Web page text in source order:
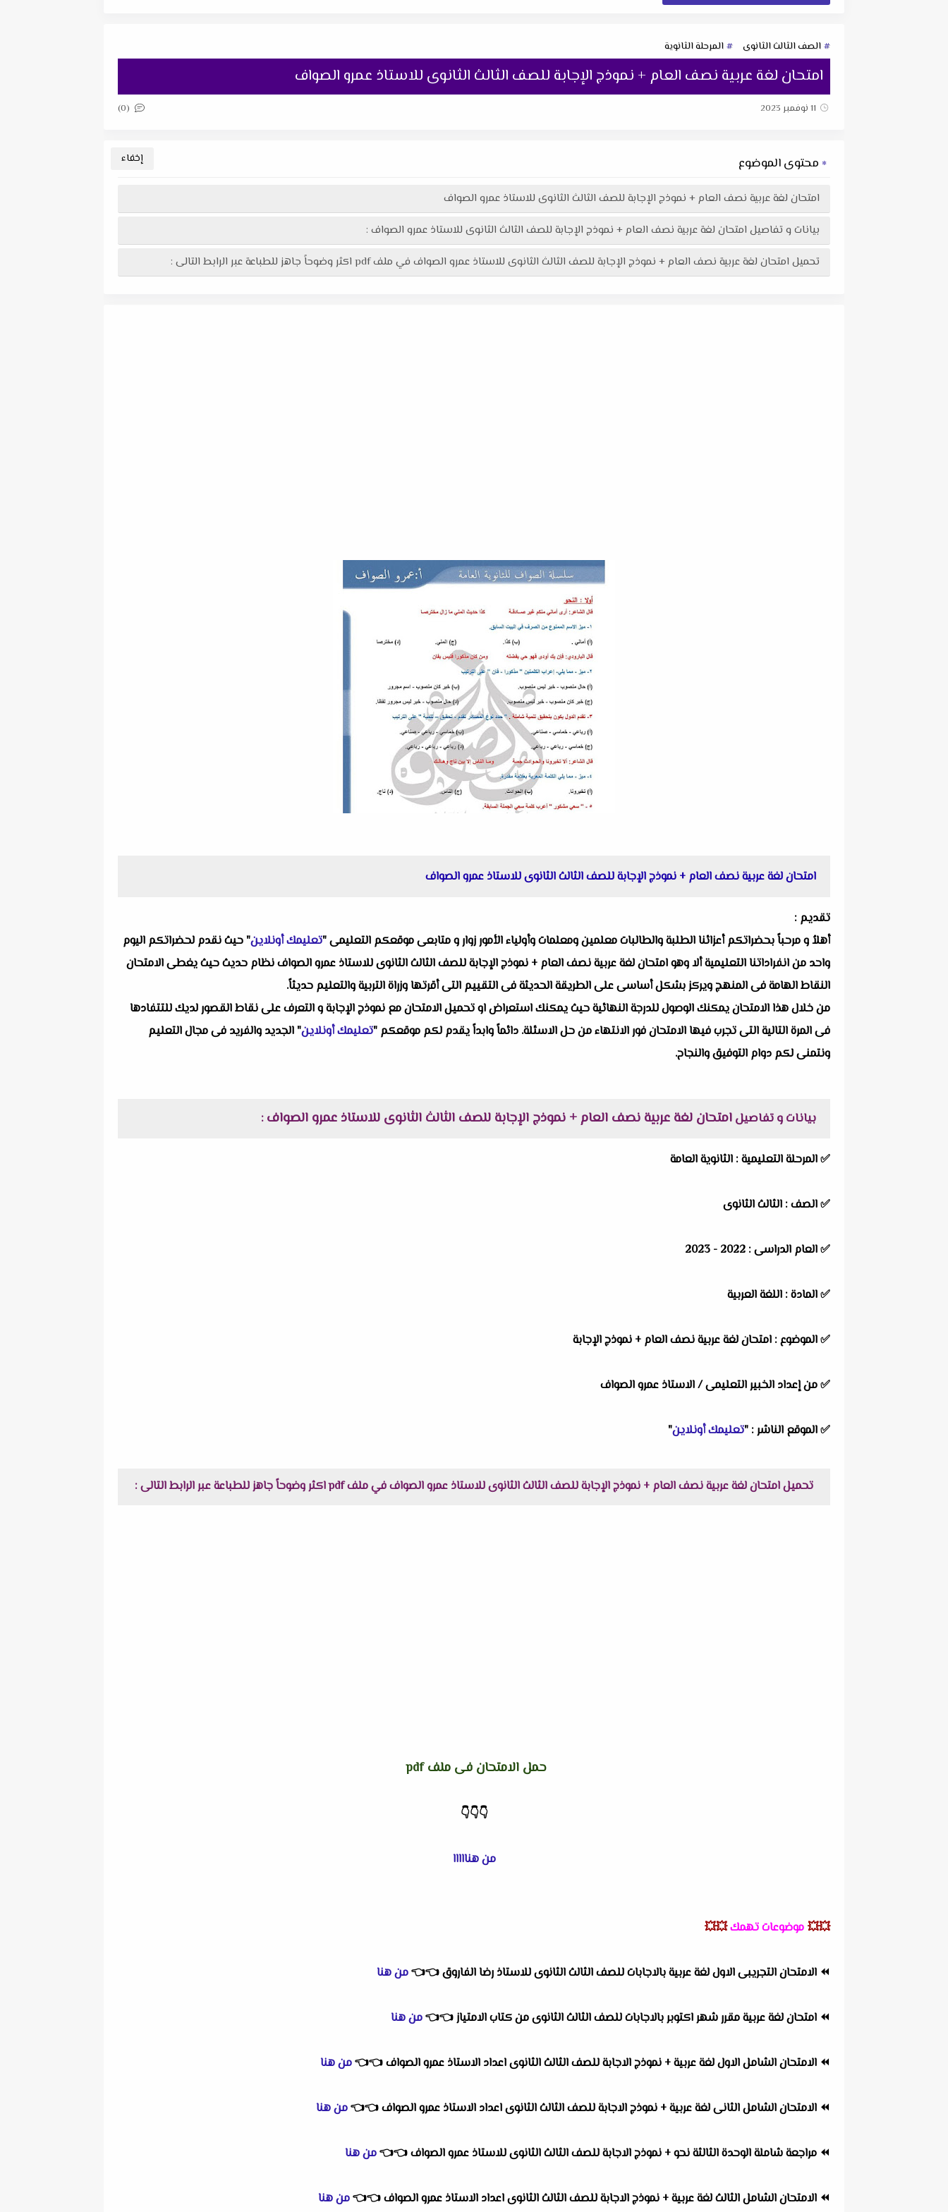
الصف الثالث الثانوى المرحلة الثانوية
امتحان لغة عربية نصف العام + نموذج الإجابة للصف الثالث الثانوى للاستاذ عمرو الصواف
11 نوفمبر 2023 (0)
محتوى الموضوع
امتحان لغة عربية نصف العام + نموذج الإجابة للصف الثالث الثانوى للاستاذ عمرو الصواف
بيانات و تفاصيل امتحان لغة عربية نصف العام + نموذج الإجابة للصف الثالث الثانوى للاستاذ عمرو الصواف :
تحميل امتحان لغة عربية نصف العام + نموذج الإجابة للصف الثالث الثانوى للاستاذ عمرو الصواف في ملف pdf اكثر وضوحاً جاهز للطباعة عبر الرابط التالى :
امتحان لغة عربية نصف العام + نموذج الإجابة للصف الثالث الثانوى للاستاذ عمرو الصواف
تقديم :
أهلاُ و مرحباً بحضراتكم أعزائنا الطلبة والطالبات معلمين ومعلمات وأولياء الأمور زوار و متابعى موقعكم التعليمى "تعليمك أونلاين" حيث نقدم لحضراتكم اليوم
واحد من انفراداتنا التعليمية ألا وهوامتحان لغة عربية نصف العام + نموذج الإجابة للصف الثالث الثانوى للاستاذ عمرو الصوافنظام حديث حيث يغطى الامتحان
النقاط الهامة فى المنهج ويركز بشكل أساسى على الطريقة الحديثة فى التقييم التى أقرتها وزراة التربية والتعليم حديثاً.
من خلال هذا الامتحان يمكنك الوصول للدرجة النهائية حيث يمكنك استعراض او تحميل الامتحان مع نموذج الإجابة و التعرف على نقاط القصور لديك للتتفادها
فى المرة التالية التى تجرب فيها الامتحان فور الانتهاء من حل الاسئلة. دائماً وابداً يقدم لكم موقعكم "تعليمك أونلاين" الجديد والفريد فى مجال التعليم
ونتمنى لكم دوام التوفيق والنجاح.
بيانات و تفاصيلامتحان لغة عربية نصف العام + نموذج الإجابة للصف الثالث الثانوى للاستاذ عمرو الصواف:
✅المرحلة التعليمية : الثانوية العامة
✅الصف : الثالث الثانوى
✅العام الدراسى :
✅المادة : اللغة العربية
✅الموضوع : امتحان لغة عربية نصف العام + نموذج الإجابة
✅من إعداد الخبير التعليمى /الاستاذ عمرو الصواف
✅الموقع الناشر : "تعليمك أونلاين"
تحميل امتحان لغة عربية نصف العام + نموذج الإجابة للصف الثالث الثانوى للاستاذ عمرو الصواف في ملف pdf اكثر وضوحاً جاهز للطباعة عبر الرابط التالى :
حمل الامتحان فى ملف pdf
👇
👇
👇
من هنااااا
💥💥 موضوعات تهمك💥💥
⏪ الامتحان التجريبى الاول لغة عربية بالاجابات للصف الثالث الثانوى للاستاذ رضا الفاروق👈
👈من هنا
⏪ امتحان لغة عربية مقرر شهر اكتوبر بالاجابات للصف الثالث الثانوى من كتاب الامتياز👈
👈من هنا
⏪ الامتحان الشامل الاول لغة عربية + نموذج الاجابة للصف الثالث الثانوى اعداد الاستاذ عمرو الصواف👈
👈من هنا
⏪ الامتحان الشامل الثانى لغة عربية + نموذج الاجابة للصف الثالث الثانوى اعداد الاستاذ عمرو الصواف👈
👈من هنا
⏪ مراجعة شاملة الوحدة الثالثة نحو + نموذج الاجابة للصف الثالث الثانوى للاستاذ عمرو الصواف👈
👈من هنا
⏪ الامتحان الشامل الثالث لغة عربية + نموذج الاجابة للصف الثالث الثانوى اعداد الاستاذ عمرو الصواف👈
👈من هنا